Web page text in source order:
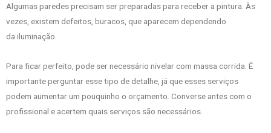
Algumas paredes precisam ser preparadas para receber a pintura. Às
vezes, existem defeitos, buracos, que aparecem dependendo
da iluminação.
Para ficar perfeito, pode ser necessário nivelar com massa corrida. É
importante perguntar esse tipo de detalhe, já que esses serviços
podem aumentar um pouquinho o orçamento. Converse antes com o
profissional e acertem quais serviços são necessários.